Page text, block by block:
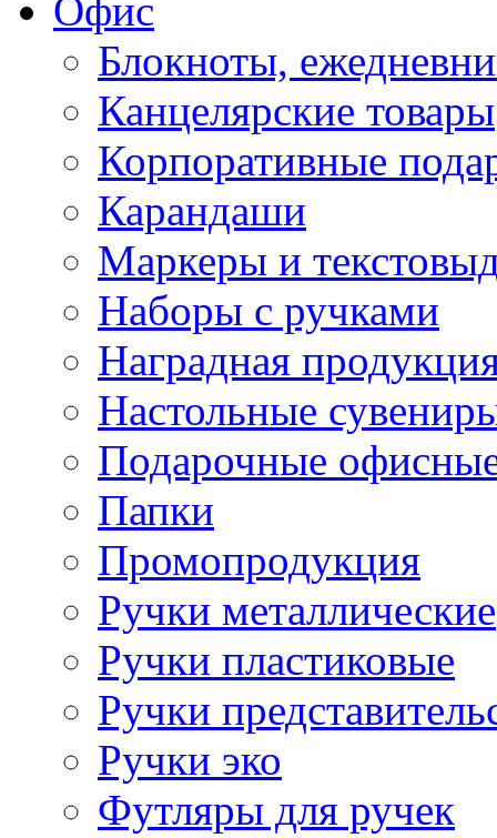
Офис
Блокноты,
Канцелярские товары
Корпоративные
Карандаши
Маркеры и
Наборы с ручками
Наградная
Настольные
Подарочные
Папки
Промопродукция
Ручки металлические
Ручки пластиковые
Ручки
Ручки эко
Футляры для ручек